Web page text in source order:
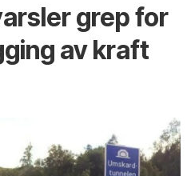
grep for
av kraft